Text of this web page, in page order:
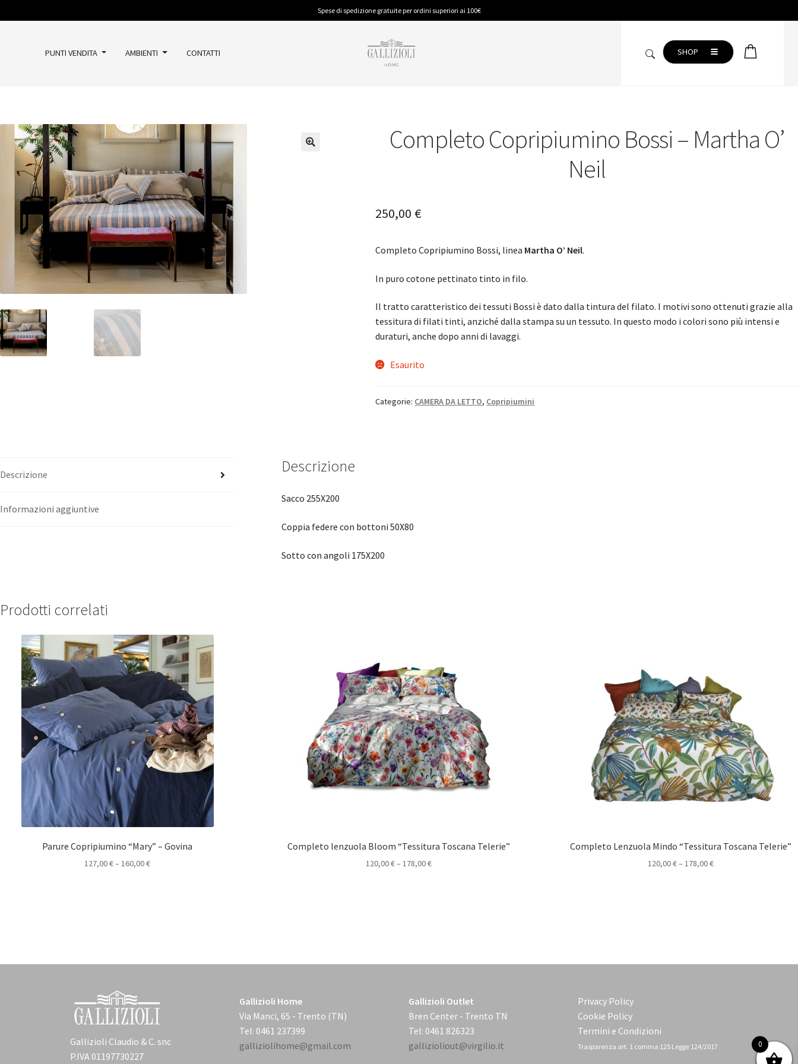
Spese di spedizione gratuite per ordini superiori ai 100€
PUNTI VENDITA AMBIENTI CONTATTI SHOP
TAPPETI
Classici
Kilim
Vintage
Moderni
Outlet
Pelli
PIUMINI E GUANCIALI CUCINA CAMERA DA LETTO
Copripiumini
Completo lenzuola
Trapunte
Completo Copripiumino Bossi – Martha O’
Neil
250,00 €
Completo Copripiumino Bossi, linea Martha O’ Neil.
In puro cotone pettinato tinto in filo.
Il tratto caratteristico dei tessuti Bossi è dato dalla tintura del filato. I motivi sono ottenuti grazie alla
tessitura di filati tinti, anziché dalla stampa su un tessuto. In questo modo i colori sono più intensi e
duraturi, anche dopo anni di lavaggi.
Esaurito
Categorie: CAMERA DA LETTO, Copripiumini
Descrizione
Informazioni aggiuntive
Descrizione
Sacco 255X200
Coppia federe con bottoni 50X80
Sotto con angoli 175X200
Prodotti correlati
Parure Copripiumino “Mary” – Govina
127,00€–160,00€
Completo lenzuola Bloom “Tessitura Toscana Telerie”
120,00€–178,00€
Completo Lenzuola Mindo “Tessitura Toscana Telerie”
120,00€– 178,00€
Gallizioli Claudio & C. snc
P.IVA 01197730227
Gallizioli Home
Via Manci, 65 - Trento (TN)
Tel: 0461 237399
galliziolihome@gmail.com
Gallizioli Outlet
Bren Center - Trento TN
Tel: 0461 826323
gallizioliout@virgilio.it
Privacy Policy
Cookie Policy
Termini e Condizioni
Trasparenza art. 1 comma 125 Legge 124/2017 0